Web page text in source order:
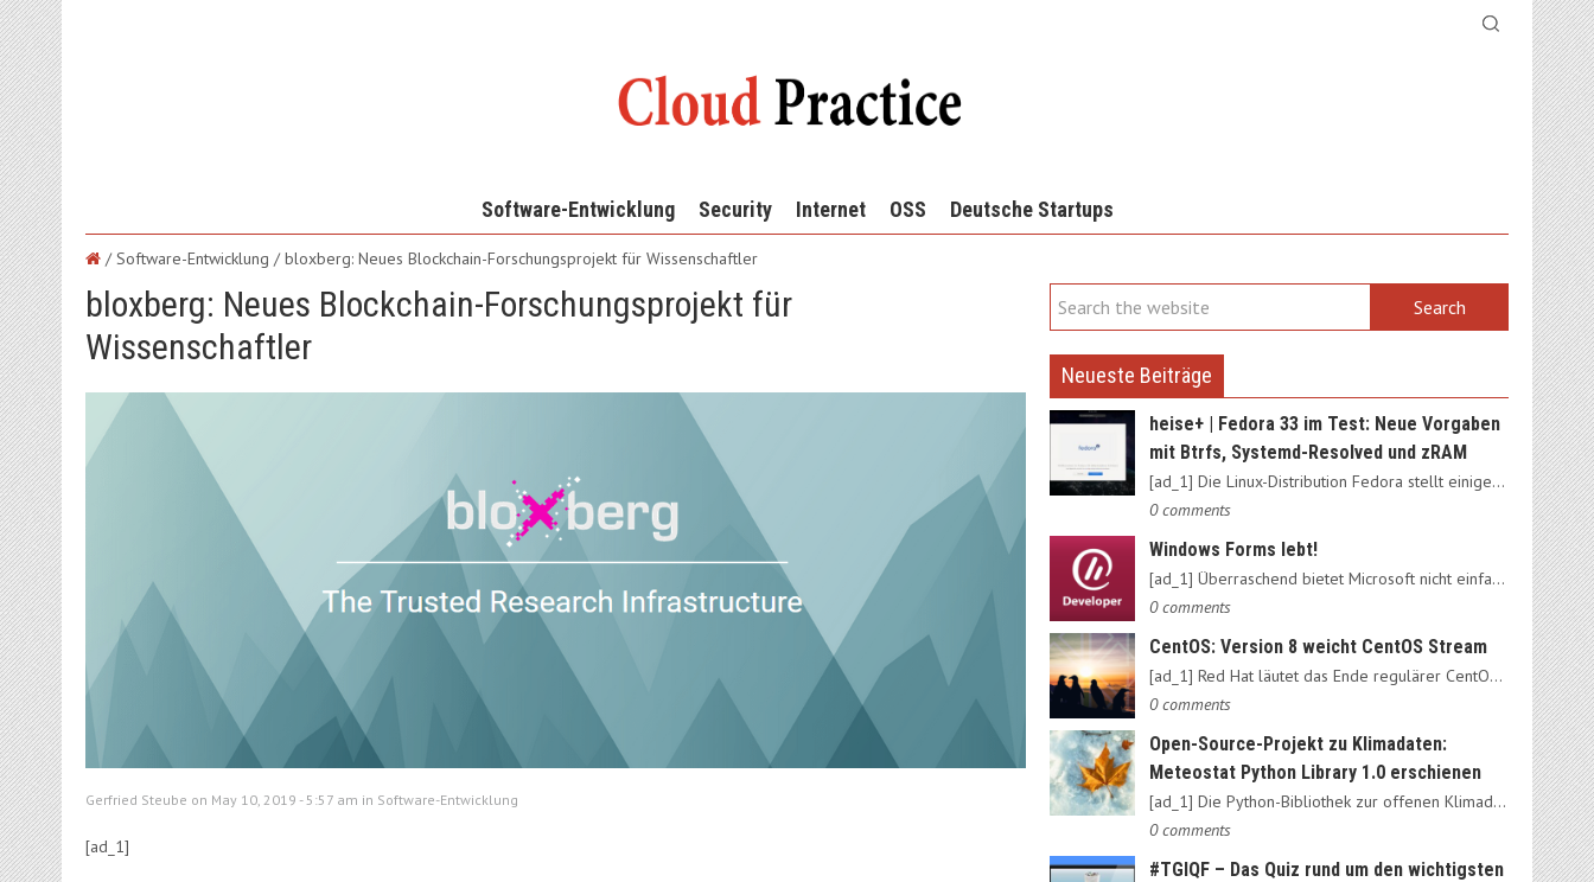
Software-Entwicklung Security Internet OSS Deutsche Startups
/ Software-Entwicklung /bloxberg: Neues Blockchain-Forschungsprojekt für Wissenschaftler
bloxberg: Neues Blockchain-Forschungsprojekt für
Wissenschaftler
Gerfried Steube on May 10, 2019 - 5:57 am in Software-Entwicklung
[ad_1]
Neueste Beiträge
heise+ | Fedora 33 im Test: Neue Vorgaben
mit Btrfs, Systemd-Resolved und zRAM
[ad_1] Die Linux-Distribution Fedora stellt einige Weichen neu:…
0 comments
Windows Forms lebt!
[ad_1] Überraschend bietet Microsoft nicht einfach das alte…
0 comments
CentOS: Version 8 weicht CentOS Stream
[ad_1] Red Hat läutet das Ende regulärer CentOS-Ausgaben ein:…
0 comments
Open-Source-Projekt zu Klimadaten:
Meteostat Python Library 1.0 erschienen
[ad_1] Die Python-Bibliothek zur offenen Klimadatenbank Meteostat…
0 comments
#TGIQF – Das Quiz rund um den wichtigsten